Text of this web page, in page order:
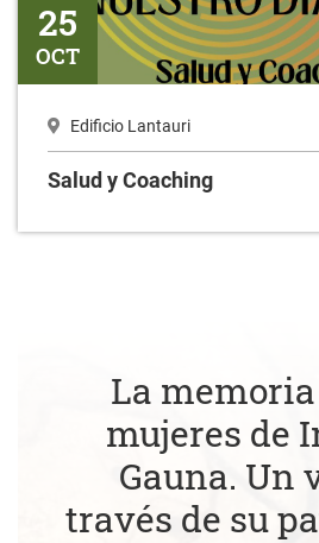
25
OCT
Edificio Lantauri
Salud y Coaching
La
mujeres de
Gauna. Un
través de su